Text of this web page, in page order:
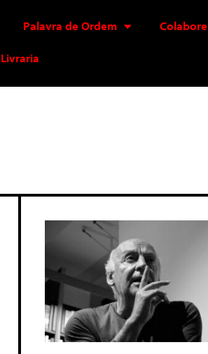
Palavra de Ordem Colabore
Livraria